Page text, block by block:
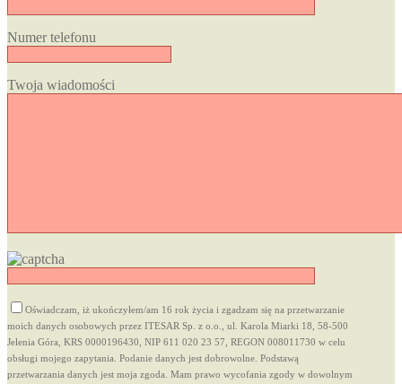
Numer telefonu
Twoja wiadomości
Oświadczam, iż ukończyłem/am 16 rok życia i zgadzam się na przetwarzanie
moich danych osobowych przez ITESAR Sp. z o.o., ul. Karola Miarki 18, 58-500
Jelenia Góra, KRS 0000196430, NIP 611 020 23 57, REGON 008011730 w celu
obsługi mojego zapytania. Podanie danych jest dobrowolne. Podstawą
przetwarzania danych jest moja zgoda. Mam prawo wycofania zgody w dowolnym